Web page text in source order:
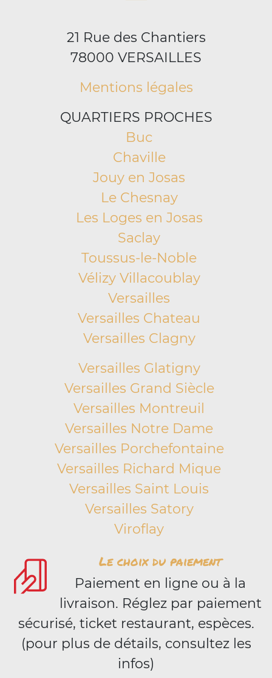
21 Rue des Chantiers
78000 VERSAILLES
Mentions légales
QUARTIERS PROCHES
Buc
Chaville
Jouy en Josas
Le Chesnay
Les Loges en Josas
Saclay
Toussus-le-Noble
Vélizy Villacoublay
Versailles
Versailles Chateau
Versailles Clagny
Versailles Glatigny
Versailles Grand Siècle
Versailles Montreuil
Versailles Notre Dame
Versailles Porchefontaine
Versailles Richard Mique
Versailles Saint Louis
Versailles Satory
Viroflay
Le choix du paiement
Paiement en ligne ou à la
livraison. Réglez par paiement
sécurisé, ticket restaurant, espèces.
(pour plus de détails, consultez les
infos)